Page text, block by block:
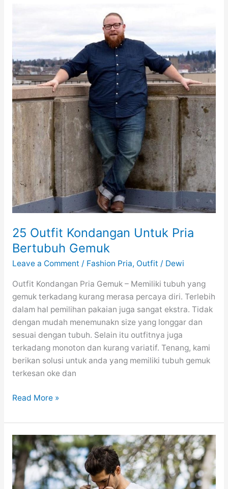
Hitam
25 Outfit Kondangan Untuk Pria
Bertubuh Gemuk
Leave a Comment / Fashion Pria, Outfit / Dewi
Outfit Kondangan Pria Gemuk – Memiliki tubuh yang
gemuk terkadang kurang merasa percaya diri. Terlebih
dalam hal pemilihan pakaian juga sangat ekstra. Tidak
dengan mudah menemunakn size yang longgar dan
sesuai dengan tubuh. Selain itu outfitnya juga
terkadang monoton dan kurang variatif. Tenang, kami
berikan solusi untuk anda yang memiliki tubuh gemuk
terkesan oke dan
25
Kondangan
Untuk
Pria
Bertubuh
Gemuk
Read More »